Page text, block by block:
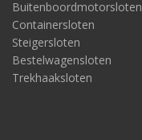
Buitenboordmotorsloten
Containersloten
Steigersloten
Bestelwagensloten
Trekhaaksloten